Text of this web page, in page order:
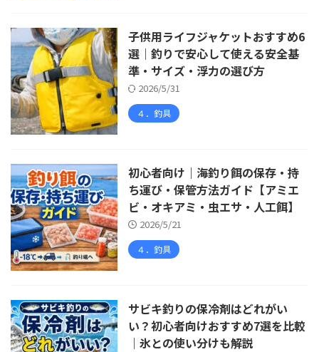
子供用ライフジャケットおすすめ6
選｜釣りで安心して使える安全基
準・サイズ・浮力の選び方
2026/5/31
４．釣具
初心者向け｜海釣り餌の保存・持
ち運び・保管方法ガイド【アミエ
ビ・オキアミ・虫エサ・人工餌】
2026/5/21
４．釣具
サビキ釣りの保冷剤はどれがい
い？初心者向けおすすめ7選を比較
｜氷との使い分けも解説